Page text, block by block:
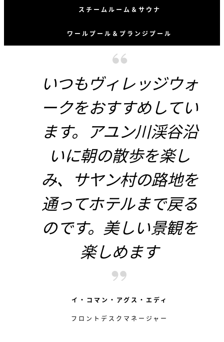
スチームルーム＆サウナ
ワールプール＆プランジプール
いつもヴィレッジウォ
ークをおすすめしてい
ます。アユン川渓谷沿
いに朝の散歩を楽し
み、サヤン村の路地を
通ってホテルまで戻る
のです。美しい景観を
楽しめます
イ・コマン・アグス・エディ
フロントデスクマネージャー